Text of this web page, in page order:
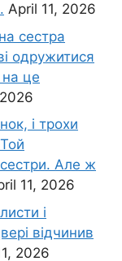
April 11, 2026
сестра
одружитися
це
і трохи
Але ж
11, 2026
і
відчинив
2026